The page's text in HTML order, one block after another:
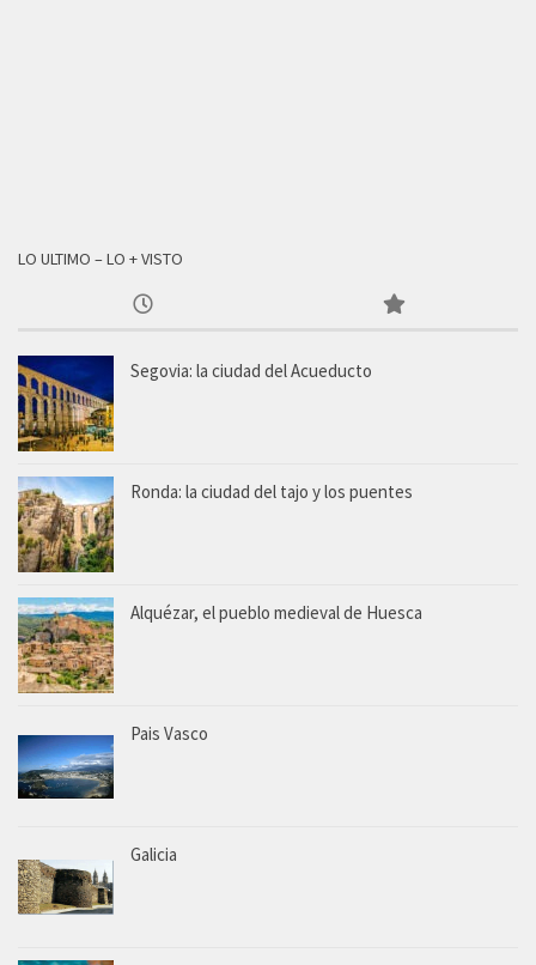
LO ULTIMO – LO + VISTO
Segovia: la ciudad del Acueducto
Ronda: la ciudad del tajo y los puentes
Alquézar, el pueblo medieval de Huesca
Pais Vasco
Galicia